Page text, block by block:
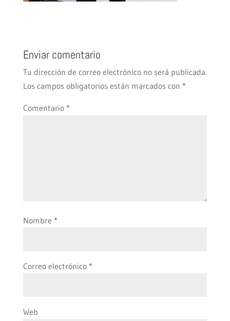
Enviar comentario
Tu dirección de correo electrónico no será publicada.
Los campos obligatorios están marcados con *
Comentario *
Nombre *
Correo electrónico *
Web